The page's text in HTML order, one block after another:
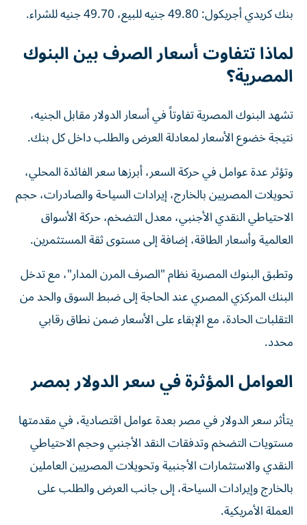
بنك كريدي أجريكول: 49.80 جنيه للبيع، 49.70 جنيه للشراء.
لماذا تتفاوت أسعار الصرف بين البنوك
المصرية؟
تشهد البنوك المصرية تفاوتاً في أسعار الدولار مقابل الجنيه،
نتيجة خضوع الأسعار لمعادلة العرض والطلب داخل كل بنك.
وتؤثر عدة عوامل في حركة السعر، أبرزها سعر الفائدة المحلي،
تحويلات المصريين بالخارج، إيرادات السياحة والصادرات، حجم
الاحتياطي النقدي الأجنبي، معدل التضخم، حركة الأسواق
العالمية وأسعار الطاقة، إضافة إلى مستوى ثقة المستثمرين.
وتطبق البنوك المصرية نظام "الصرف المرن المدار"، مع تدخل
البنك المركزي المصري عند الحاجة إلى ضبط السوق والحد من
التقلبات الحادة، مع الإبقاء على الأسعار ضمن نطاق رقابي
محدد.
العوامل المؤثرة في سعر الدولار بمصر
يتأثر سعر الدولار في مصر بعدة عوامل اقتصادية، في مقدمتها
مستويات التضخم وتدفقات النقد الأجنبي وحجم الاحتياطي
النقدي والاستثمارات الأجنبية وتحويلات المصريين العاملين
بالخارج وإيرادات السياحة، إلى جانب العرض والطلب على
العملة الأمريكية.